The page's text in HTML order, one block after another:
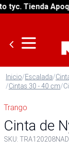
Tienda
Inicio/Escalada/
/Cintas 30 - 40 cm/
Trango
Cinta de
SKU: